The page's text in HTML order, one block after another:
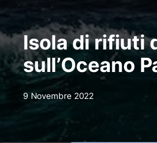
Isola di rifiuti
sull’Oceano
9 Novembre 2022